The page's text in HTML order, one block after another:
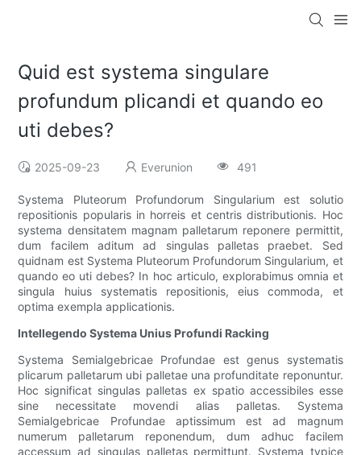
Quid est systema singulare
profundum plicandi et quando eo
uti debes?
2025-09-23 Everunion 491
Systema Pluteorum Profundorum Singularium est solutio
repositionis popularis in horreis et centris distributionis. Hoc
systema densitatem magnam palletarum reponere permittit,
dum facilem aditum ad singulas palletas praebet. Sed
quidnam est Systema Pluteorum Profundorum Singularium, et
quando eo uti debes? In hoc articulo, explorabimus omnia et
singula huius systematis repositionis, eius commoda, et
optima exempla applicationis.
Intellegendo Systema Unius Profundi Racking
Systema Semialgebricae Profundae est genus systematis
plicarum palletarum ubi palletae una profunditate reponuntur.
Hoc significat singulas palletas ex spatio accessibiles esse
sine necessitate movendi alias palletas. Systema
Semialgebricae Profundae aptissimum est ad magnum
numerum palletarum reponendum, dum adhuc facilem
accessum ad singulas palletas permittunt. Systema typice